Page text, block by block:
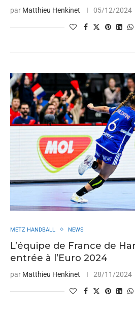
par Matthieu Henkinet 05/12/2024
METZ HANDBALL NEWS
L’équipe de France de
entrée à l’Euro 2024
par Matthieu Henkinet 28/11/2024